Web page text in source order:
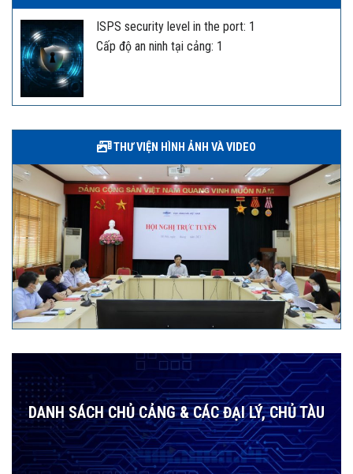
ISPS security level in the port: 1
Cấp độ an ninh tại cảng: 1
THƯ VIỆN HÌNH ẢNH VÀ VIDEO
DANH SÁCH CHỦ CẢNG & CÁC ĐẠI LÝ, CHỦ TÀU